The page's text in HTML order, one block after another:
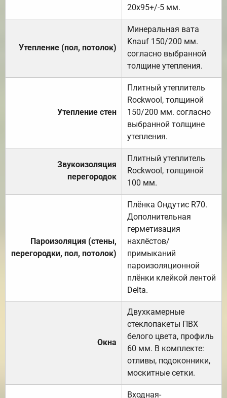
20х95+/-5 мм.
Утепление (пол, потолок)
Минеральная вата
Knauf 150/200 мм.
согласно выбранной
толщине утепления.
Утепление стен
Плитный утеплитель
Rockwool, толщиной
150/200 мм. согласно
выбранной толщине
утепления.
Звукоизоляция
перегородок
Плитный утеплитель
Rockwool, толщиной
100 мм.
Пароизоляция (стены,
перегородки, пол, потолок)
Плёнка Ондутис R70.
Дополнительная
герметизация
нахлёстов/
примыканий
пароизоляционной
плёнки клейкой лентой
Delta.
Окна
Двухкамерные
стеклопакеты ПВХ
белого цвета, профиль
60 мм. В комплекте:
отливы, подоконники,
москитные сетки.
Входная-